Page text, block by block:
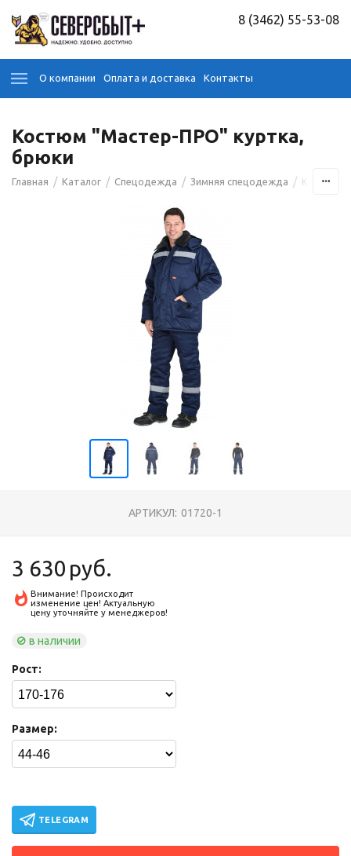
8 (3462) 55-53-08
О компании Оплата и доставка Контакты
Костюм "Мастер-ПРО" куртка,
брюки
Главная / Каталог / Спецодежда / Зимняя спецодежда / Костюмы
АРТИКУЛ: 01720-1
3 630 руб.
Внимание! Происходит
изменение цен! Актуальную
цену уточняйте у менеджеров!
в наличии
Рост:
Размер:
TELEGRAM